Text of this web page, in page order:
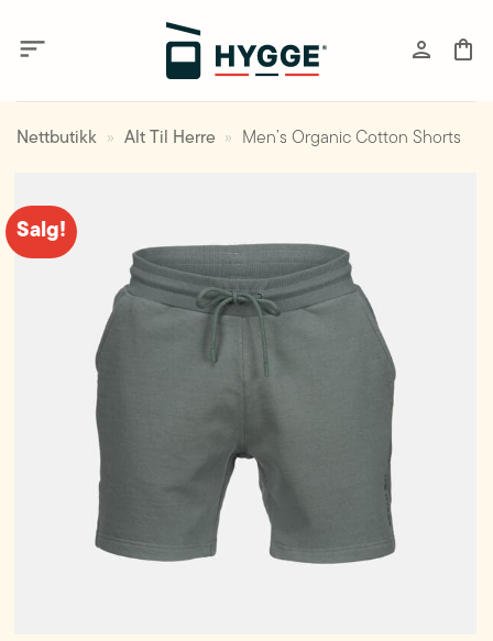
Nettbutikk » Alt Til Herre » Men’s Organic Cotton Shorts
Salg!